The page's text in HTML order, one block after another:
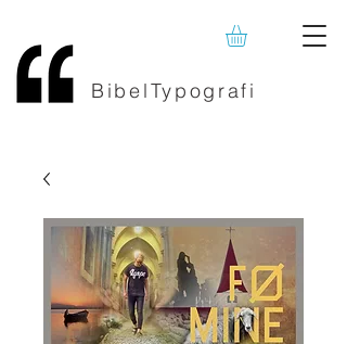
BibelTypografi